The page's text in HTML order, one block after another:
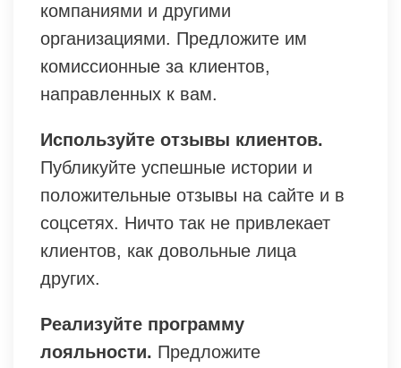
компаниями и другими
организациями. Предложите им
комиссионные за клиентов,
направленных к вам.
Используйте отзывы клиентов.
Публикуйте успешные истории и
положительные отзывы на сайте и в
соцсетях. Ничто так не привлекает
клиентов, как довольные лица
других.
Реализуйте программу
лояльности. Предложите